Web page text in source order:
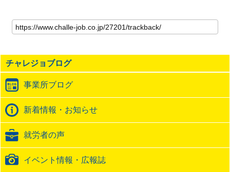
の
記
の
ト
ッ
ク
バ
ッ
URL
チャレジョブログ
事業所ブログ
新着情報・お知らせ
就労者の声
イベント情報・広報誌